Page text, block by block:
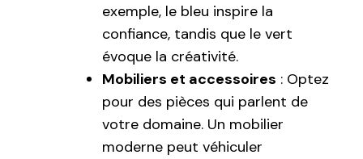
exemple, le bleu inspire la
confiance, tandis que le vert
évoque la créativité.
Mobiliers et accessoires : Optez
pour des pièces qui parlent de
votre domaine. Un mobilier
moderne peut véhiculer